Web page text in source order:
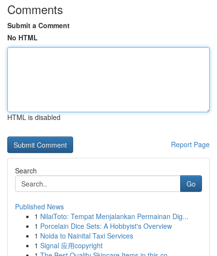
Comments
Submit a Comment
No HTML
HTML is disabled
Report Page
Search
Go
Published News
1 NilaiToto: Tempat Menjalankan Permainan Dig...
1 Porcelain Dice Sets: A Hobbyist's Overview
1 Noida to Nainital Taxi Services
1 Signal 应用copyright